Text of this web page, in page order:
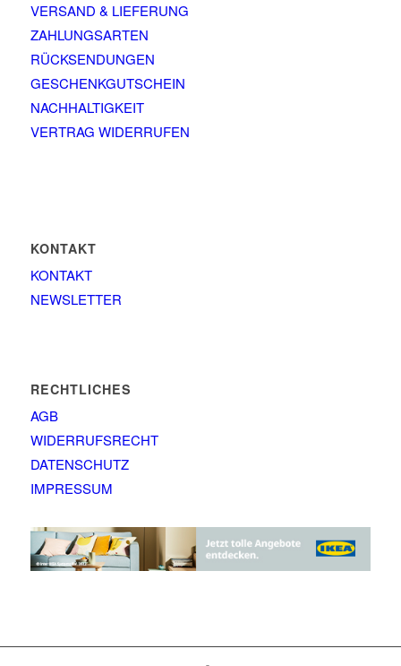
VERSAND & LIEFERUNG
ZAHLUNGSARTEN
RÜCKSENDUNGEN
GESCHENKGUTSCHEIN
NACHHALTIGKEIT
VERTRAG WIDERRUFEN
KONTAKT
KONTAKT
NEWSLETTER
RECHTLICHES
AGB
WIDERRUFSRECHT
DATENSCHUTZ
IMPRESSUM